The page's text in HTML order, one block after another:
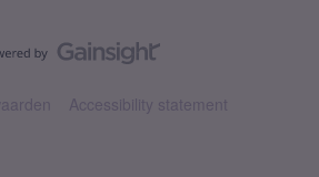
Accessibility statement